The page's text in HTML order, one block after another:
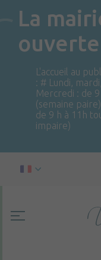
La
L'accueil au
: # Lundi,
Mercredi : de
(semaine
de 9 h à 11h
impaire)